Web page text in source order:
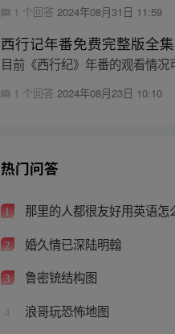
1 个回答 2024年08月31日 11:59
西行记年番免费完整版全集
目前《西行纪》年番的观看情
1 个回答 2024年08月23日 10:10
热门问答
1 那里的人都很友好用英语怎
2 婚久情已深陆明翰
3 鲁密铳结构图
4 浪哥玩恐怖地图